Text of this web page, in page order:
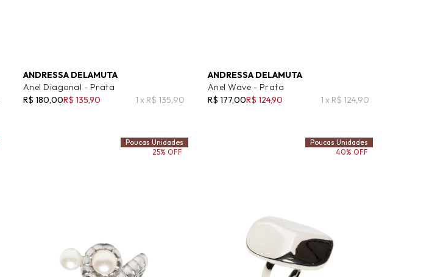
ANDRESSA DELAMUTA
Anel Diagonal - Prata
R$ 180,00R$ 135,90 1 x R$ 135,90
ANDRESSA DELAMUTA
Anel Wave - Prata
R$ 177,00R$ 124,90 1 x R$ 124,90
Poucas Unidades
25% OFF
Poucas Unidades
40% OFF